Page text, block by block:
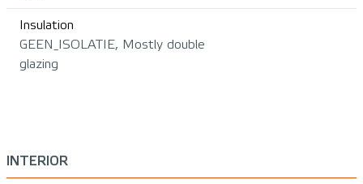
Insulation
GEEN_ISOLATIE, Mostly double
glazing
INTERIOR